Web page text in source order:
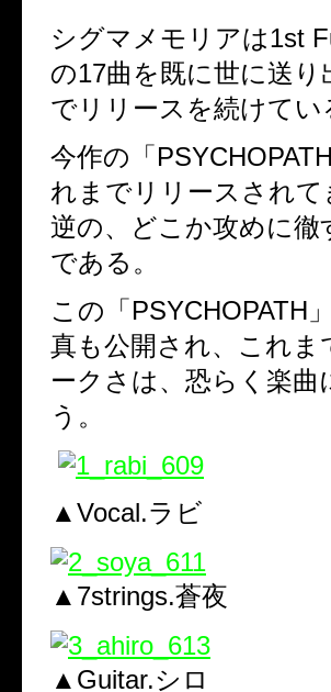
シグマメモリアは1st
の17曲を既に世に送
でリリースを続けてい
今作の「
れまでリリースされ
逆の、どこか攻めに
である。
この「PSYCHOPATH
真も公開され、これ
ークさは、恐らく楽
う。
▲Vocal.ラビ
▲7strings.蒼夜
▲Guitar.シロ